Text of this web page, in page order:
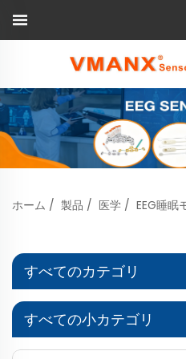
ホーム / 製品 / 医学 / EEG睡眠モニ
すべてのカテゴリ
すべての小カテゴリ